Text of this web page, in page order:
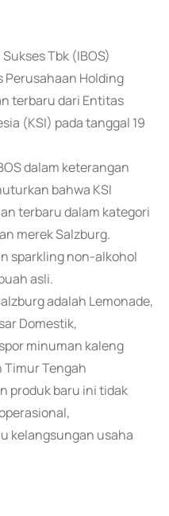
Tbk (IBOS)
Perusahaan Holding
terbaru dari Entitas
(KSI) pada tanggal 19
dalam keterangan
bahwa KSI
terbaru dalam kategori
merek Salzburg.
sparkling non-alkohol
asli.
adalah Lemonade,
Domestik,
minuman kaleng
Timur Tengah
produk baru ini tidak
kelangsungan usaha